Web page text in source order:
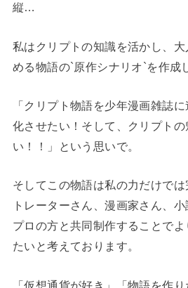
縦…
私はクリプトの知識を活かし、大
める物語の`原作シナリオ`を作成
「クリプト物語を少年漫画雑誌
化させたい！そして、クリプト
い！！」という思いで。
そしてこの物語は私の力だけで
トレーターさん、漫画家さん、
プロの方と共同制作することで
たいと考えております。
「仮想通貨が好き」「物語を作り